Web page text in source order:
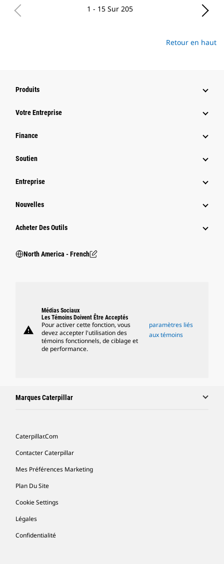
1 - 15 Sur 205
Retour en haut
Produits
Votre Entreprise
Finance
Soutien
Entreprise
Nouvelles
Acheter Des Outils
North America - French
warning
Médias Sociaux
Les Témoins Doivent Être Acceptés
Pour activer cette fonction, vous
devez accepter l'utilisation des
témoins fonctionnels, de ciblage et
de performance.
paramètres liés
aux témoins
Marques Caterpillar
Caterpillar.com
Contacter Caterpillar
Mes Préférences Marketing
Plan Du Site
Cookie Settings
Légales
Confidentialité